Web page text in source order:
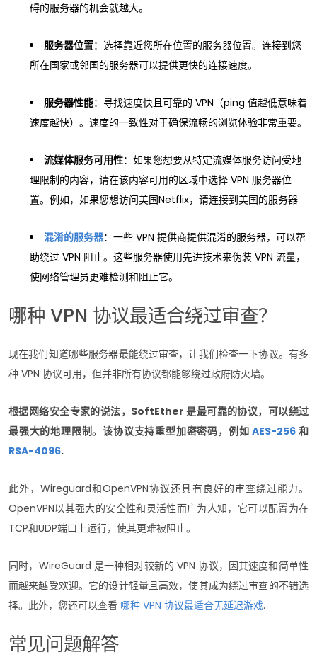
碍的服务器的机会就越大。
服务器位置：选择靠近您所在位置的服务器位置。连接到您
所在国家或邻国的服务器可以提供更快的连接速度。
服务器性能：寻找速度快且可靠的 VPN（ping 值越低意味着
速度越快）。速度的一致性对于确保流畅的浏览体验非常重要。
流媒体服务可用性：如果您想要从特定流媒体服务访问受地
理限制的内容，请在该内容可用的区域中选择 VPN 服务器位
置。例如，如果您想访问美国Netflix，请连接到美国的服务器
混淆的服务器：一些 VPN 提供商提供混淆的服务器，可以帮
助绕过 VPN 阻止。这些服务器使用先进技术来伪装 VPN 流量，
使网络管理员更难检测和阻止它。
哪种 VPN 协议最适合绕过审查？
现在我们知道哪些服务器最能绕过审查，让我们检查一下协议。有多
种 VPN 协议可用，但并非所有协议都能够绕过政府防火墙。
根据网络安全专家的说法，SoftEther 是最可靠的协议，可以绕过
最强大的地理限制。该协议支持重型加密密码，例如AES-256 和
RSA-4096.
此外，Wireguard和OpenVPN协议还具有良好的审查绕过能力。
OpenVPN以其强大的安全性和灵活性而广为人知，它可以配置为在
TCP和UDP端口上运行，使其更难被阻止。
同时，WireGuard 是一种相对较新的 VPN 协议，因其速度和简单性
而越来越受欢迎。它的设计轻量且高效，使其成为绕过审查的不错选
择。此外，您还可以查看 哪种 VPN 协议最适合无延迟游戏.
常见问题解答